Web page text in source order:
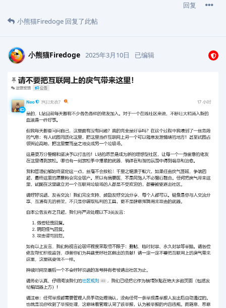
回复
小熊猫Firedoge 回复了此帖
小熊猫Firedoge 2025年3月10日 已编辑